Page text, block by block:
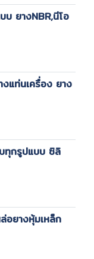
บ ยางNBR,นีโอ
แท่นเครื่อง ยาง
ทุกรูปแบบ ซิลิ
อยางหุ้มเหล็ก